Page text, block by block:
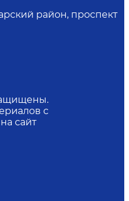
район, проспект
с
сайт